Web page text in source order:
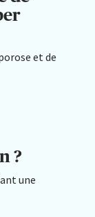
et de
?
une